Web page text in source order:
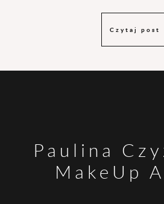
Czytaj post
Paulina
MakeUp